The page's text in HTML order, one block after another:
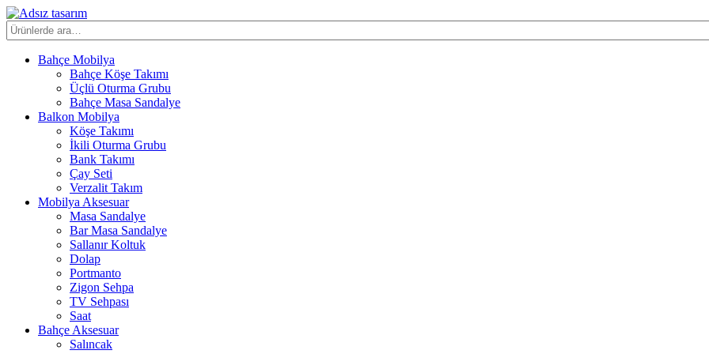
İçeriğe
atla
Ara:
Bahçe Mobilya
Bahçe Köşe Takımı
Üçlü Oturma Grubu
Bahçe Masa Sandalye
Balkon Mobilya
Köşe Takımı
İkili Oturma Grubu
Bank Takımı
Çay Seti
Verzalit Takım
Mobilya Aksesuar
Masa Sandalye
Bar Masa Sandalye
Sallanır Koltuk
Dolap
Portmanto
Zigon Sehpa
TV Sehpası
Saat
Bahçe Aksesuar
Salıncak